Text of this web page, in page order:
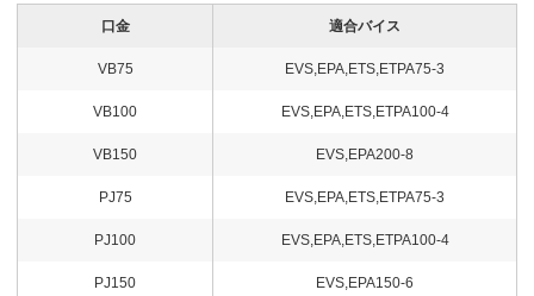
口金 適合バイス
VB75 EVS,EPA,ETS,ETPA75-3
VB100 EVS,EPA,ETS,ETPA100-4
VB150 EVS,EPA200-8
PJ75 EVS,EPA,ETS,ETPA75-3
PJ100 EVS,EPA,ETS,ETPA100-4
PJ150 EVS,EPA150-6